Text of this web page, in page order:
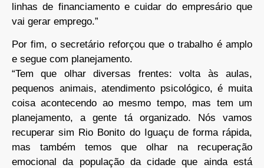
linhas de financiamento e cuidar do empresário que
vai gerar emprego.”
Por fim, o secretário reforçou que o trabalho é amplo
e segue com planejamento.
“Tem que olhar diversas frentes: volta às aulas,
pequenos animais, atendimento psicológico, é muita
coisa acontecendo ao mesmo tempo, mas tem um
planejamento, a gente tá organizado. Nós vamos
recuperar sim Rio Bonito do Iguaçu de forma rápida,
mas também temos que olhar na recuperação
emocional da população da cidade que ainda está